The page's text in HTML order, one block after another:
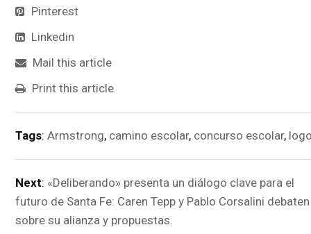
Pinterest
Linkedin
Mail this article
Print this article
Tags: Armstrong, camino escolar, concurso escolar,
Next: «Deliberando» presenta un diálogo clave para el
futuro de Santa Fe: Caren Tepp y Pablo Corsalini debaten
sobre su alianza y propuestas.